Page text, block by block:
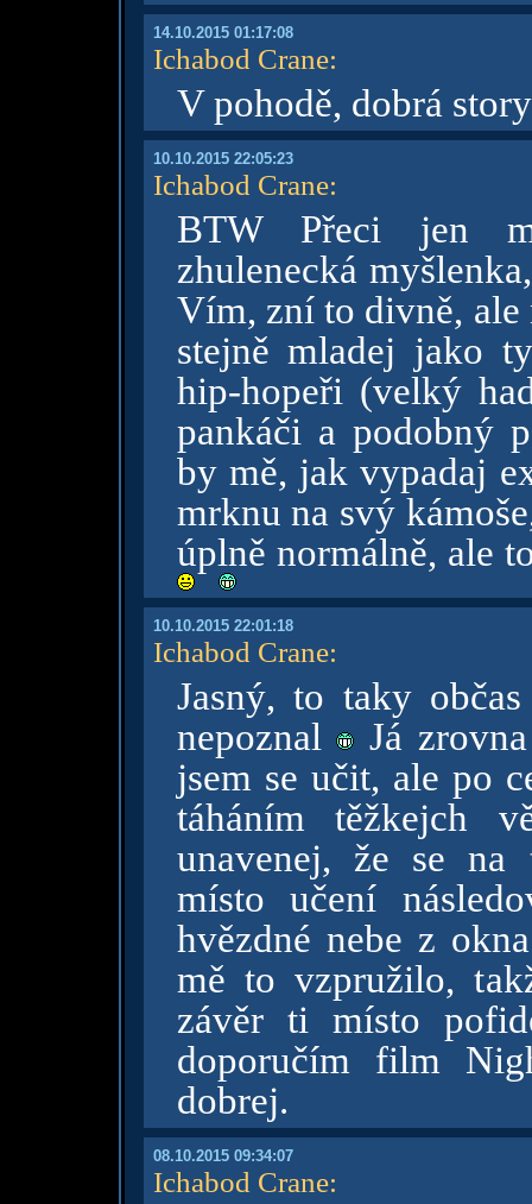
14.10.2015 01:17:08
Ichabod Crane:
V pohodě, dobrá
10.10.2015 22:05:23
Ichabod Crane:
BTW Přeci jen
zhulenecká
Vím, zní to divně, ale
stejně mladej jako
hip-hopeři (velký
pankáči a podobný
by mě, jak vypadaj
mrknu na svý
úplně normálně, ale
10.10.2015 22:01:18
Ichabod Crane:
Jasný, to taky
nepoznal
Já
jsem se učit, ale po
táháním těžkejch
unavenej, že se na
místo učení
hvězdné nebe z
mě to vzpružilo,
závěr ti místo
doporučím film
dobrej.
08.10.2015 09:34:07
Ichabod Crane: